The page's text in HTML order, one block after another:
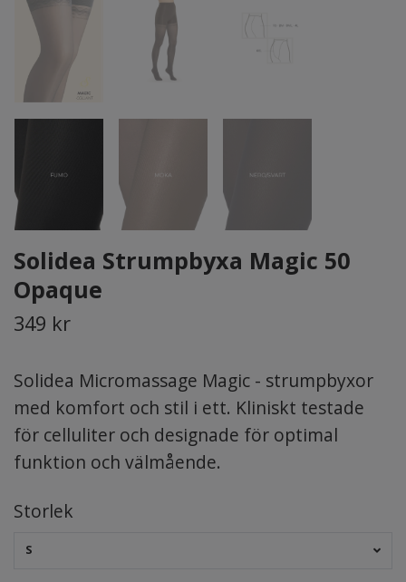
Solidea Strumpbyxa Magic 50
Opaque
349 kr
Solidea Micromassage Magic - strumpbyxor
med komfort och stil i ett. Kliniskt testade
för celluliter och designade för optimal
funktion och välmående.
Storlek
S